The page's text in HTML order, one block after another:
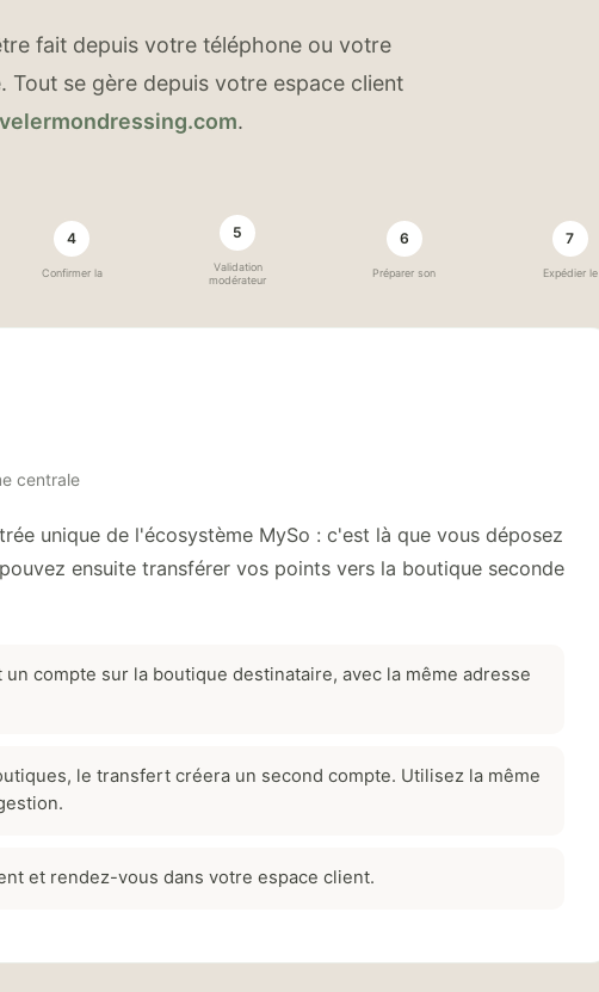
fait depuis votre téléphone ou votre
Tout se gère depuis votre espace client
.
4
Confirmer la
5
Validation
modérateur
6
Préparer son
7
Expédier le
centrale
unique de l'écosystème MySo : c'est là que vous déposez
ensuite transférer vos points vers la boutique seconde
compte sur la boutique destinataire, avec la même adresse
le transfert créera un second compte. Utilisez la même
et rendez-vous dans votre espace client.